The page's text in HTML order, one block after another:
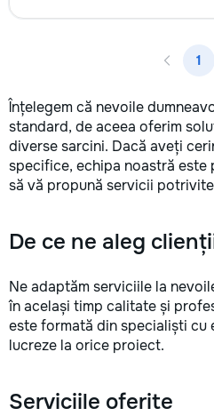
1
Înțelegem că nevoile
standard, de aceea oferim
diverse sarcini. Dacă aveți
specifice, echipa noastră este
să vă propună servicii
De ce ne aleg
Ne adaptăm serviciile la
în același timp calitate și
este formată din specialiști cu
lucreze la orice proiect.
Serviciile oferite